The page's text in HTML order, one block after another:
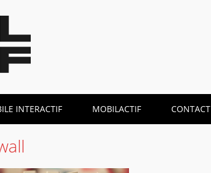
INTERACTIF MOBILACTIF CONTACT